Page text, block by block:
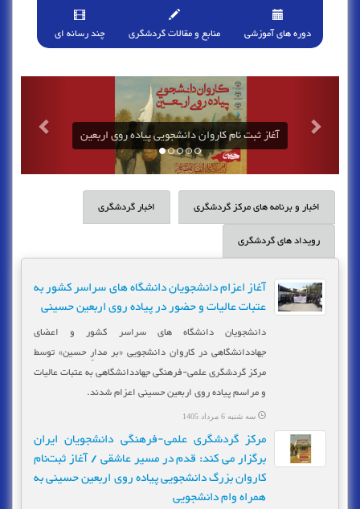
دوره های آموزشی منابع و مقالات گردشگری چند رسانه ای
آغاز ثبت نام کاروان دانشجویی پیاده روی اربعین
اخبار و برنامه های مرکز گردشگری
اخبار گردشگری
رویداد های گردشگری
آغاز اعزام دانشجویان دانشگاه های سراسر کشور به
عتبات عالیات و حضور در پیاده روی اربعین حسینی
دانشجویان دانشگاه های سراسر کشور و اعضای
جهاددانشگاهی در کاروان دانشجویی «بر مدارِ حسین» توسط
مرکز گردشگری علمی-فرهنگی جهاددانشگاهی به عتبات عالیات
و مراسم پیاده روی اربعین حسینی اعزام شدند.
سه شنبه 6 مرداد 1405
مرکز گردشگری علمی-فرهنگی دانشجویان ایران
برگزار می کند: قدم در مسیر عاشقی / آغاز ثبت‌نام
کاروان بزرگ دانشجویی پیاده روی اربعین حسینی به
همراه وام دانشجویی